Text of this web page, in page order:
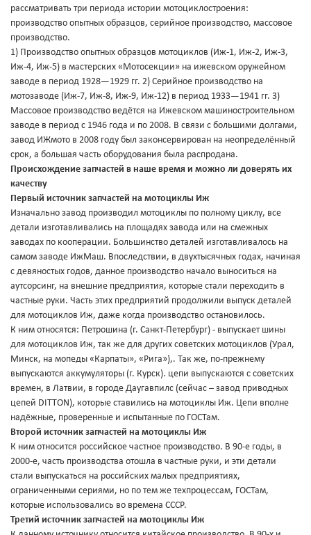
рассматривать три периода истории мотоциклостроения:
производство опытных образцов, серийное производство, массовое
производство.
1) Производство опытных образцов мотоциклов (Иж-1, Иж-2, Иж-3,
Иж-4, Иж-5) в мастерских «Мотосекции» на ижевском оружейном
заводе в период 1928—1929 гг. 2) Серийное производство на
мотозаводе (Иж-7, Иж-8, Иж-9, Иж-12) в период 1933—1941 гг. 3)
Массовое производство ведётся на Ижевском машиностроительном
заводе в период с 1946 года и по 2008. В связи с большими долгами,
завод ИЖмото в 2008 году был законсервирован на неопределённый
срок, а большая часть оборудования была распродана.
Происхождение запчастей в наше время и можно ли доверять их
качеству
Первый источник запчастей на мотоциклы Иж
Изначально завод производил мотоциклы по полному циклу, все
детали изготавливались на площадях завода или на смежных
заводах по кооперации. Большинство деталей изготавливалось на
самом заводе ИжМаш. Впоследствии, в двухтысячных годах, начиная
с девяностых годов, данное производство начало выноситься на
аутсорсинг, на внешние предприятия, которые стали переходить в
частные руки. Часть этих предприятий продолжили выпуск деталей
для мотоциклов Иж, даже когда производство остановилось.
К ним относятся: Петрошина (г. Санкт-Петербург) - выпускает шины
для мотоциклов Иж, так же для других советских мотоциклов (Урал,
Минск, на мопеды «Карпаты», «Рига»),. Так же, по-прежнему
выпускаются аккумуляторы (г. Курск). цепи выпускаются с советских
времен, в Латвии, в городе Даугавпилс (сейчас – завод приводных
цепей DITTON), которые ставились на мотоциклы Иж. Цепи вполне
надёжные, проверенные и испытанные по ГОСТам.
Второй источник запчастей на мотоциклы Иж
К ним относится российское частное производство. В 90-е годы, в
2000-е, часть производства отошла в частные руки, и эти детали
стали выпускаться на российских малых предприятиях,
ограниченными сериями, но по тем же техпроцессам, ГОСТам,
которые использовались во времена СССР.
Третий источник запчастей на мотоциклы Иж